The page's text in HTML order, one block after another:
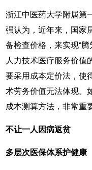
浙江中医药大学附属第
强认为，近年来，国家
备检查价格，来实现“腾
人力技术医疗服务价值
要采用成本定价法，使
术劳务价值无法体现。
成本测算方法，非常重
不让一人因病返贫
多层次医保体系护健康